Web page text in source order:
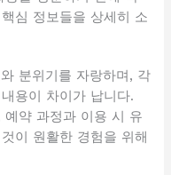
심 정보들을 상세히 소
분위기를 자랑하며, 각
용이 차이가 납니다.
약 과정과 이용 시 유
이 원활한 경험을 위해